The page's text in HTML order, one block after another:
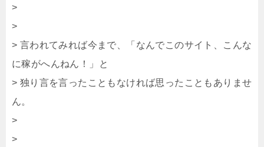
>
>
> 言われてみれば今まで、「なんでこのサイト、こんな
に稼がへんねん！」と
> 独り言を言ったこともなければ思ったこともありませ
ん。
>
>